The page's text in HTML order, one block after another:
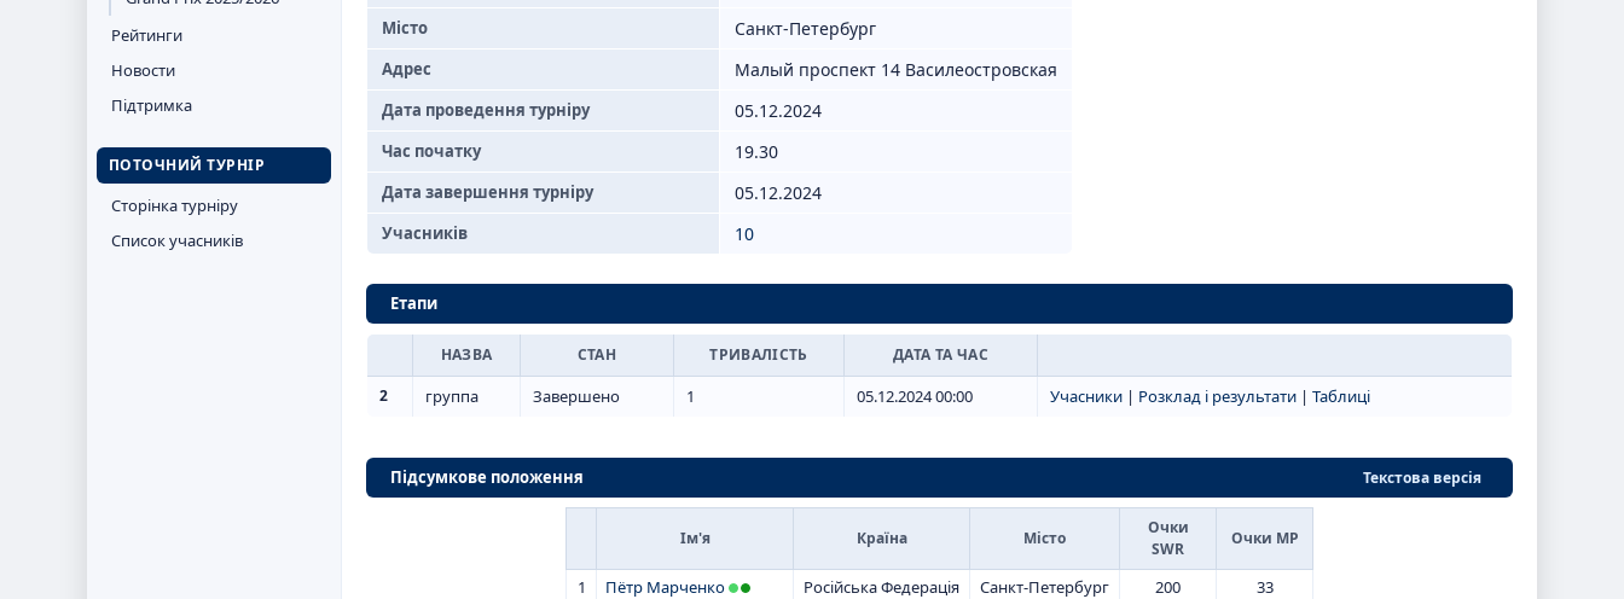
Рейтинги
Новости
Підтримка
ПОТОЧНИЙ ТУРНІР
Сторінка турніру
Список учасників
Місто Санкт-Петербург
Адрес Малый проспект 14 Василеостровская
Дата проведення турніру 05.12.2024
Час початку 19.30
Дата завершення турніру 05.12.2024
Учасників 10
Етапи
НАЗВА СТАН ТРИВАЛІСТЬ
ДАТА ТА ЧАС
2
группа Завершено 1 05.12.2024 00:00 Учасники | Розклад і результати | Таблиці
Текстова версія
Підсумкове положення
Ім'я Країна Місто
Очки
SWR
Очки МР
1 Пётр Марченко Російська Федерація Санкт-Петербург 200
33